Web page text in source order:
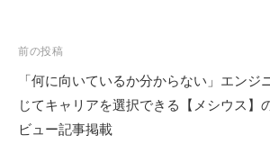
投
稿
ナ
ビ
前の投稿
「何に向いているか分からない」エン
じてキャリアを選択できる【メシウス】
ビュー記事掲載